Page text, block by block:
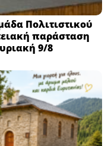
Πολιτιστικού
παράσταση
9/8